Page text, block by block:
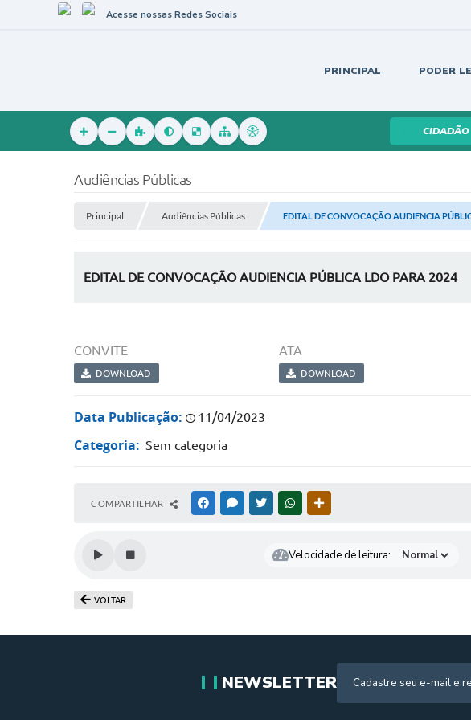
Acesse nossas Redes Sociais
PRINCIPAL PODER
CIDADÃO
Audiências Públicas
Principal Audiências Públicas EDITAL DE CONVOCAÇÃO AUDIENCIA
EDITAL DE CONVOCAÇÃO AUDIENCIA PÚBLICA LDO PARA 2024
CONVITE
DOWNLOAD
ATA
DOWNLOAD
Data Publicação: 11/04/2023
Categoria: Sem categoria
COMPARTILHAR FACEBOOKMESSENGER
TWITTERWHATSAPP
Velocidade de leitura:
VOLTAR
NEWSLETTER